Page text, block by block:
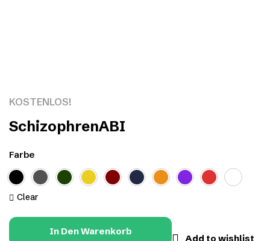
KOSTENLOS!
SchizophrenABI
Farbe
Clear
In Den Warenkorb
Add to wishlist